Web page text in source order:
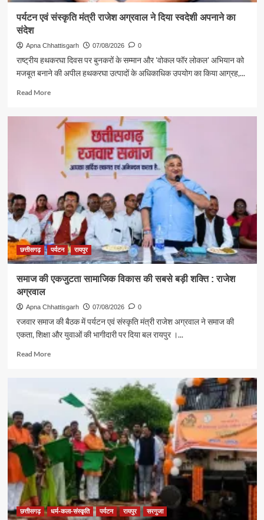
पर्यटन एवं संस्कृति मंत्री राजेश अग्रवाल ने दिया स्वदेशी अपनाने का
संदेश
Apna Chhattisgarh 07/08/2026 0
राष्ट्रीय हथकरघा दिवस पर बुनकरों के सम्मान और 'वोकल फॉर लोकल' अभियान को
मजबूत बनाने की अपील हथकरघा उत्पादों के अधिकाधिक उपयोग का किया आग्रह,...
Read MoreRead
पर्यटन
संस्कृति
राजेश
अग्रवाल
दिया
स्वदेशी
अपनाने
का
संदेश
छत्तीसगढ़ पर्यटन रायपुर
समाज की एकजुटता सामाजिक विकास की सबसे बड़ी शक्ति : राजेश
अग्रवाल
Apna Chhattisgarh 07/08/2026 0
रजवार समाज की बैठक में पर्यटन एवं संस्कृति मंत्री राजेश अग्रवाल ने समाज की
एकता, शिक्षा और युवाओं की भागीदारी पर दिया बल रायपुर ।...
Read MoreRead
एकजुटता
सामाजिक
विकास
की
बड़ी
शक्ति
राजेश
अग्रवाल
छत्तीसगढ़ धर्म-कला-संस्कृति पर्यटन रायपुर सरगुजा